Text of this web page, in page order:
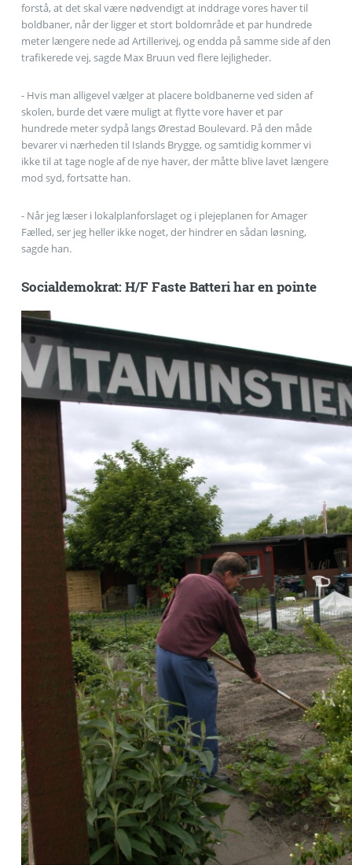
forstå, at det skal være nødvendigt at inddrage vores haver til
boldbaner, når der ligger et stort boldområde et par hundrede
meter længere nede ad Artillerivej, og endda på samme side af den
trafikerede vej, sagde Max Bruun ved flere lejligheder.
- Hvis man alligevel vælger at placere boldbanerne ved siden af
skolen, burde det være muligt at flytte vore haver et par
hundrede meter sydpå langs Ørestad Boulevard. På den måde
bevarer vi nærheden til Islands Brygge, og samtidig kommer vi
ikke til at tage nogle af de nye haver, der måtte blive lavet længere
mod syd, fortsatte han.
- Når jeg læser i lokalplanforslaget og i plejeplanen for Amager
Fælled, ser jeg heller ikke noget, der hindrer en sådan løsning,
sagde han.
Socialdemokrat: H/F Faste Batteri har en pointe